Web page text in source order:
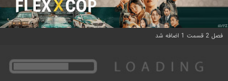
فصل 2 قسمت 1 اضافه شد